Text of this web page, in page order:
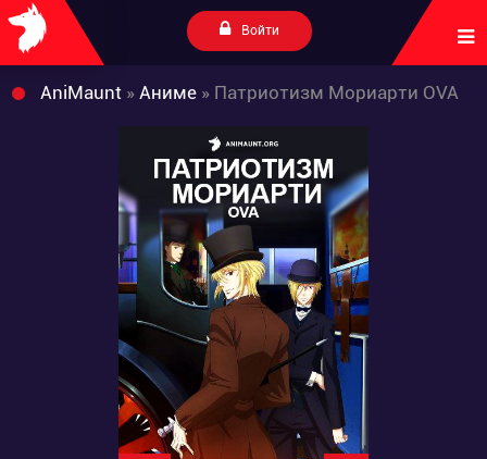
Войти
AniMaunt » Аниме » Патриотизм Мориарти OVA